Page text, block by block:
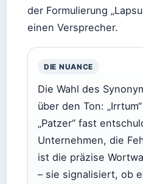
der Formulierung
einen Versprecher.
DIE NUANCE
Die Wahl des
über den Ton:
„Patzer“ fast
Unternehmen, die
ist die präzise
– sie signalisiert, ob